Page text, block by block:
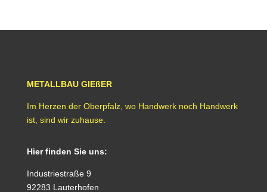
METALLBAU GIEßER
Im Herzen der Oberpfalz, wo Handwerk noch Handwerk
ist, sind wir zuhause.
Hier finden Sie uns:
Industriestraße 9
92283 Lauterhofen